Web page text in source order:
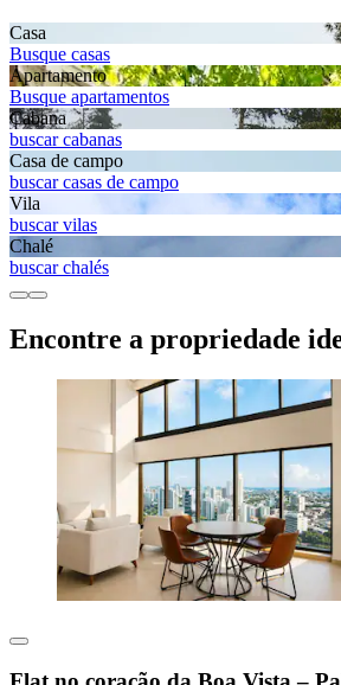
Casa
Busque casas
Apartamento
Busque apartamentos
Cabana
buscar cabanas
Casa de campo
buscar casas de campo
Vila
buscar vilas
Chalé
buscar chalés
Encontre a propriedade